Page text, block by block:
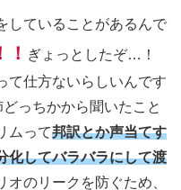
していることがあるんで
ぎょっとしたぞ…！
て仕方ないらしいんです
どっちかから聞いたこと
ムって邦訳とか声当てす
化してバラバラにして渡
のリークを防ぐため、